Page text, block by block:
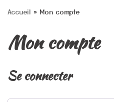
Accueil » Mon compte
Mon compte
Se connecter